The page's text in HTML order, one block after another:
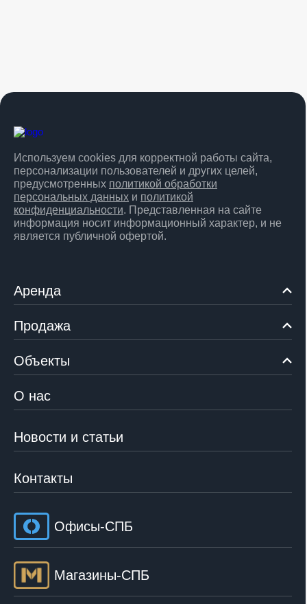
Используем cookies для корректной работы сайта,
персонализации пользователей и других целей,
предусмотренных политикой обработки
персональных данных и политикой
конфиденциальности. Представленная на сайте
информация носит информационный характер, и не
является публичной офертой.
Аренда
Продажа
Объекты
О нас
Новости и статьи
Контакты
Офисы-СПБ
Магазины-СПБ